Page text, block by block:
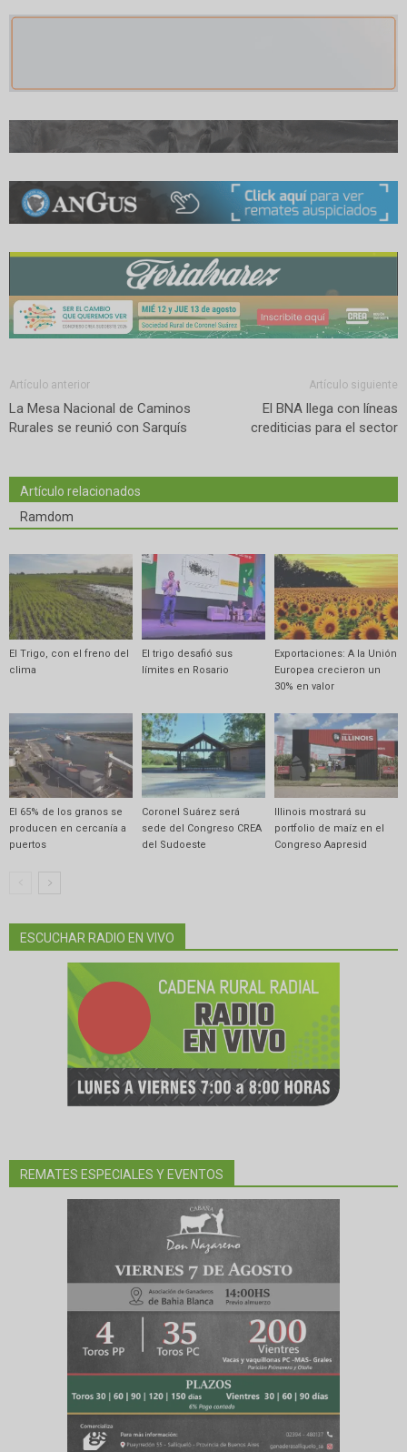
Artículo anterior
La Mesa Nacional de Caminos
Rurales se reunió con Sarquís
Artículo siguiente
El BNA llega con líneas
crediticias para el sector
Artículo relacionados
Ramdom
El Trigo, con el freno del
clima
El trigo desafió sus
límites en Rosario
Exportaciones: A la Unión
Europea crecieron un
30% en valor
El 65% de los granos se
producen en cercanía a
puertos
Coronel Suárez será
sede del Congreso CREA
del Sudoeste
Illinois mostrará su
portfolio de maíz en el
Congreso Aapresid
ESCUCHAR RADIO EN VIVO
REMATES ESPECIALES Y EVENTOS